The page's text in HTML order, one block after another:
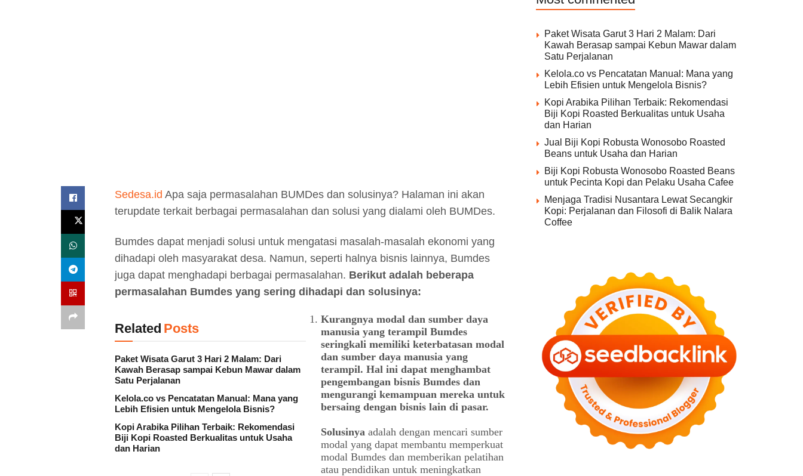
Sedesa.id Apa saja permasalahan BUMDes dan solusinya? Halaman ini akan
terupdate terkait berbagai permasalahan dan solusi yang dialami oleh BUMDes.
Bumdes dapat menjadi solusi untuk mengatasi masalah-masalah ekonomi yang
dihadapi oleh masyarakat desa. Namun, seperti halnya bisnis lainnya, Bumdes
juga dapat menghadapi berbagai permasalahan. Berikut adalah beberapa
permasalahan Bumdes yang sering dihadapi dan solusinya:
Related Posts
Paket Wisata Garut 3 Hari 2 Malam: Dari
Kawah Berasap sampai Kebun Mawar dalam
Satu Perjalanan
Kelola.co vs Pencatatan Manual: Mana yang
Lebih Efisien untuk Mengelola Bisnis?
Kopi Arabika Pilihan Terbaik: Rekomendasi
Biji Kopi Roasted Berkualitas untuk Usaha
dan Harian
Kurangnya modal dan sumber daya
manusia yang terampil Bumdes
seringkali memiliki keterbatasan modal
dan sumber daya manusia yang
terampil. Hal ini dapat menghambat
pengembangan bisnis Bumdes dan
mengurangi kemampuan mereka untuk
bersaing dengan bisnis lain di pasar.
Solusinya adalah dengan mencari sumber
modal yang dapat membantu memperkuat
modal Bumdes dan memberikan pelatihan
atau pendidikan untuk meningkatkan
Paket Wisata Garut 3 Hari 2 Malam: Dari
Kawah Berasap sampai Kebun Mawar dalam
Satu Perjalanan
Kelola.co vs Pencatatan Manual: Mana yang
Lebih Efisien untuk Mengelola Bisnis?
Kopi Arabika Pilihan Terbaik: Rekomendasi
Biji Kopi Roasted Berkualitas untuk Usaha
dan Harian
Jual Biji Kopi Robusta Wonosobo Roasted
Beans untuk Usaha dan Harian
Biji Kopi Robusta Wonosobo Roasted Beans
untuk Pecinta Kopi dan Pelaku Usaha Cafee
Menjaga Tradisi Nusantara Lewat Secangkir
Kopi: Perjalanan dan Filosofi di Balik Nalara
Coffee